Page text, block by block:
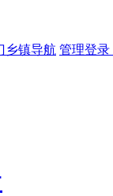
乡镇导航 管理登录